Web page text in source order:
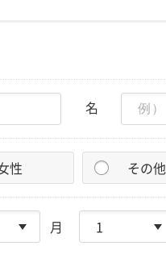
名
性 その他
月